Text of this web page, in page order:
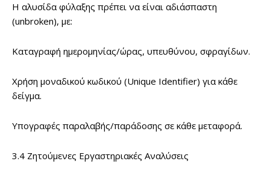
Η αλυσίδα φύλαξης πρέπει να είναι αδιάσπαστη
(unbroken), με:
Καταγραφή ημερομηνίας/ώρας, υπευθύνου, σφραγίδων.
Χρήση μοναδικού κωδικού (Unique Identifier) για κάθε
δείγμα.
Υπογραφές παραλαβής/παράδοσης σε κάθε μεταφορά.
3.4 Ζητούμενες Εργαστηριακές Αναλύσεις